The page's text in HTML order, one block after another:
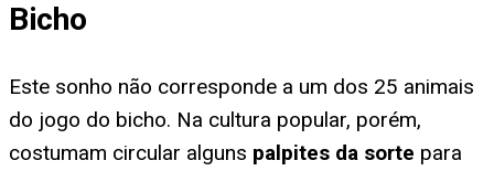
Bicho
Este sonho não corresponde a um dos 25 animais
do jogo do bicho. Na cultura popular, porém,
costumam circular alguns palpites da sorte para